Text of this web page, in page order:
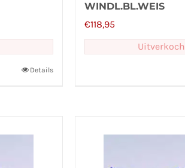
Details
WINDL.BL.WEIS
€118,95